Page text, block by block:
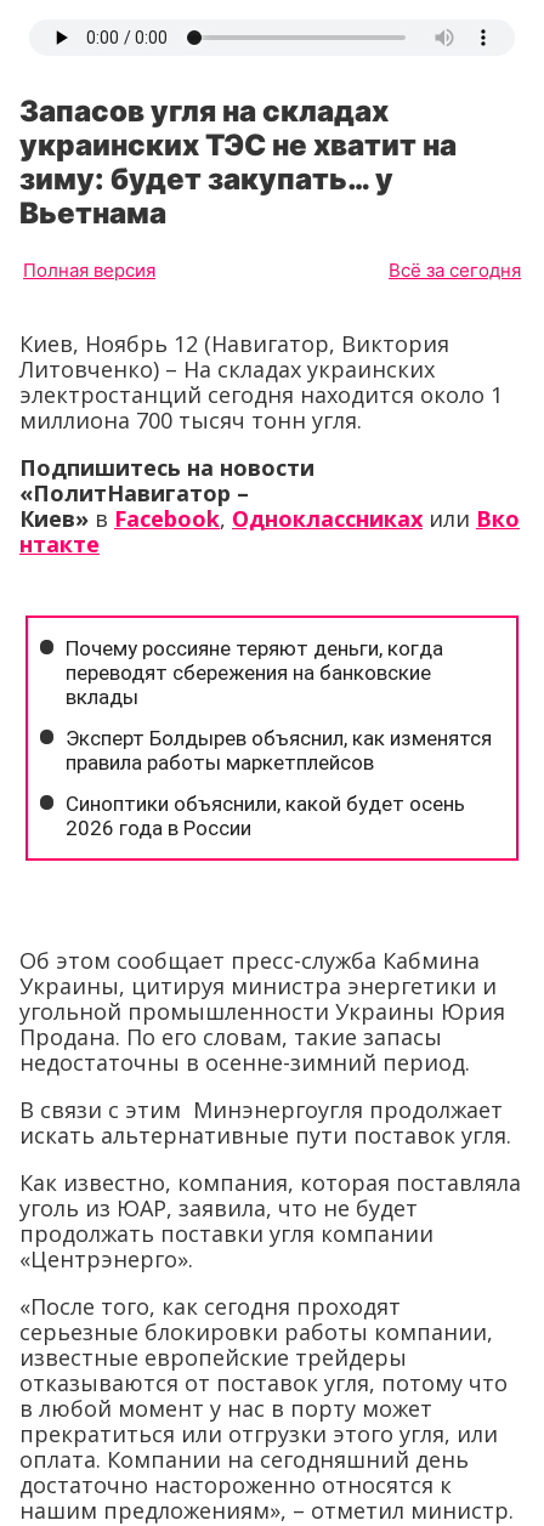
Запасов угля на складах
украинских ТЭС не хватит на
зиму: будет закупать… у
Вьетнама
Полная версия Всё за сегодня
Киев, Ноябрь 12 (Навигатор, Виктория
Литовченко) – На складах украинских
электростанций сегодня находится около 1
миллиона 700 тысяч тонн угля.
Подпишитесь на новости
«ПолитНавигатор –
Киев» в Facebook, Одноклассниках или Вко
нтакте
Об этом сообщает пресс-служба Кабмина
Украины, цитируя министра энергетики и
угольной промышленности Украины Юрия
Продана. По его словам, такие запасы
недостаточны в осенне-зимний период.
В связи с этим Минэнергоугля продолжает
искать альтернативные пути поставок угля.
Как известно, компания, которая поставляла
уголь из ЮАР, заявила, что не будет
продолжать поставки угля компании
«Центрэнерго».
«После того, как сегодня проходят
серьезные блокировки работы компании,
известные европейские трейдеры
отказываются от поставок угля, потому что
в любой момент у нас в порту может
прекратиться или отгрузки этого угля, или
оплата. Компании на сегодняшний день
достаточно настороженно относятся к
нашим предложениям», – отметил министр.